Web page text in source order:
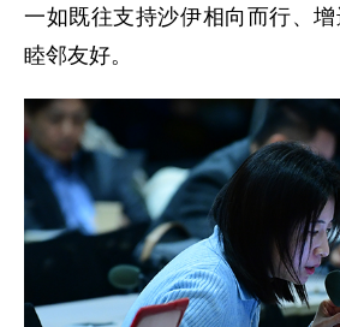
一如既往支持沙伊相向而行、
睦邻友好。